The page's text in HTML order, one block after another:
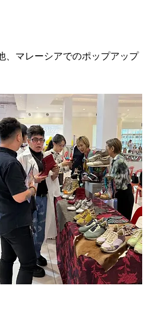
、マレーシアでのポップアップ